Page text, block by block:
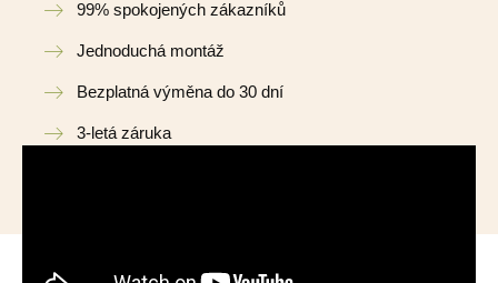
99% spokojených zákazníků
Jednoduchá montáž
Bezplatná výměna do 30 dní
3-letá záruka